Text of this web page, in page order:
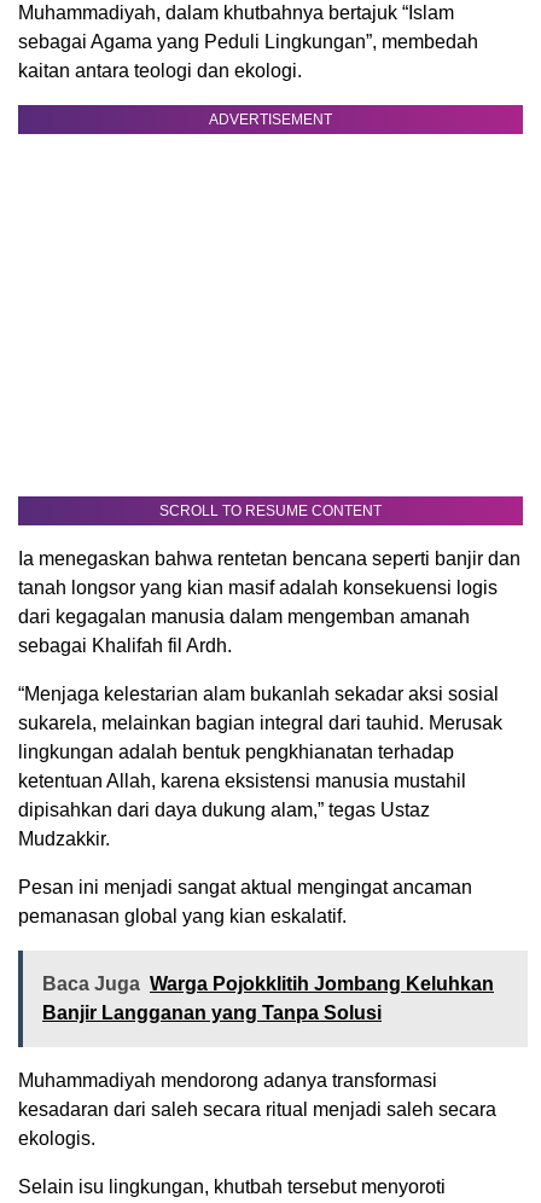
Muhammadiyah, dalam khutbahnya bertajuk “Islam
sebagai Agama yang Peduli Lingkungan”, membedah
kaitan antara teologi dan ekologi.
ADVERTISEMENT
SCROLL TO RESUME CONTENT
Ia menegaskan bahwa rentetan bencana seperti banjir dan
tanah longsor yang kian masif adalah konsekuensi logis
dari kegagalan manusia dalam mengemban amanah
sebagai Khalifah fil Ardh.
“Menjaga kelestarian alam bukanlah sekadar aksi sosial
sukarela, melainkan bagian integral dari tauhid. Merusak
lingkungan adalah bentuk pengkhianatan terhadap
ketentuan Allah, karena eksistensi manusia mustahil
dipisahkan dari daya dukung alam,” tegas Ustaz
Mudzakkir.
Pesan ini menjadi sangat aktual mengingat ancaman
pemanasan global yang kian eskalatif.
Baca Juga Warga Pojokklitih Jombang Keluhkan
Banjir Langganan yang Tanpa Solusi
Muhammadiyah mendorong adanya transformasi
kesadaran dari saleh secara ritual menjadi saleh secara
ekologis.
Selain isu lingkungan, khutbah tersebut menyoroti